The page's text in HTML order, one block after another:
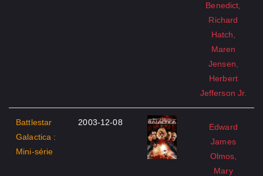
Benedict,
Richard
Hatch,
Maren
Jensen,
Herbert
Jefferson Jr.
Battlestar
Galactica :
Mini-série
2003-12-08
Edward
James
Olmos,
Mary